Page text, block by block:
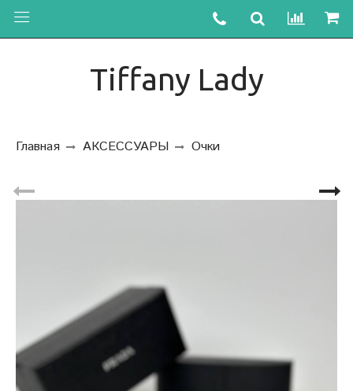
Tiffany Lady
Главная АКСЕССУАРЫ Очки